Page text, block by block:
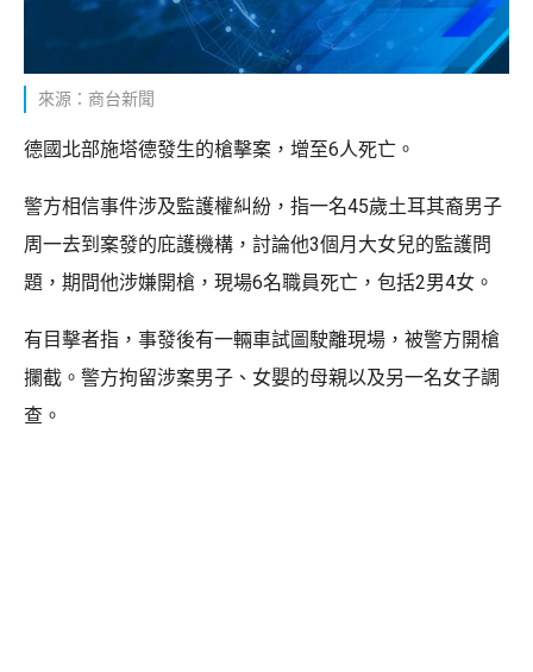
來源：商台新聞
德國北部施塔德發生的槍擊案，增至6人死亡。
警方相信事件涉及監護權糾紛，指一名45歲土耳其裔男子
周一去到案發的庇護機構，討論他3個月大女兒的監護問
題，期間他涉嫌開槍，現場6名職員死亡，包括2男4女。
有目擊者指，事發後有一輛車試圖駛離現場，被警方開槍
攔截。警方拘留涉案男子、女嬰的母親以及另一名女子調
查。